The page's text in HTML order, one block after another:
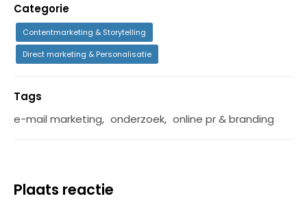
Categorie
Contentmarketing & Storytelling
Direct marketing & Personalisatie
Tags
e-mail marketing, onderzoek, online pr & branding
Plaats reactie